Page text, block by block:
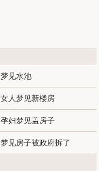
梦见水池
女人梦见新楼房
孕妇梦见盖房子
梦见房子被政府拆了